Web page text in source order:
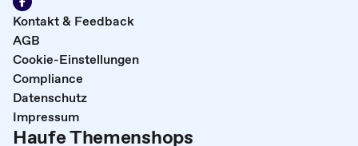
Kontakt & Feedback
AGB
Cookie-Einstellungen
Compliance
Datenschutz
Impressum
Haufe Themenshops